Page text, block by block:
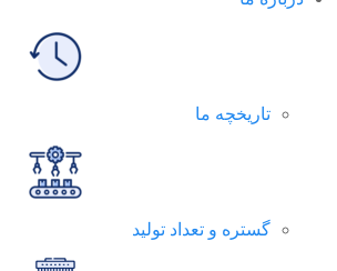
تاریخچه ما
گستره و تعداد تولید